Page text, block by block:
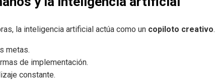
la inteligencia artificial actúa como un copiloto creativo.
metas.
de implementación.
constante.